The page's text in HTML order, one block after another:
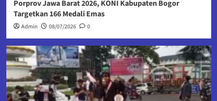
Porprov Jawa Barat 2026, KONI Kabupaten Bogor
Targetkan 166 Medali Emas
Admin 08/07/2026 0